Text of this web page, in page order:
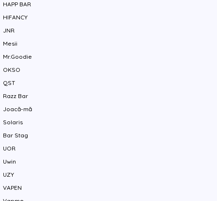
HAPP BAR
HIFANCY
JNR
Mesii
Mr.Goodie
OKSO
QST
Razz Bar
Joacă-mă
Solaris
Bar Stag
UOR
Uwin
UZY
VAPEN